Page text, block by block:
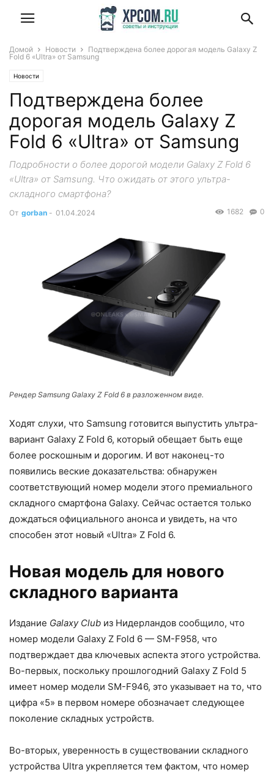
Домой Новости
Подтверждена более дорогая модель Galaxy Z
Fold 6 «Ultra» от Samsung
Новости
Подтверждена более
дорогая модель Galaxy Z
Fold 6 «Ultra» от Samsung
Подробности о более дорогой модели Galaxy Z Fold 6
«Ultra» от Samsung. Что ожидать от этого ультра-
складного смартфона?
От gorban - 01.04.2024 0
1682
Рендер Samsung Galaxy Z Fold 6 в разложенном виде.
Ходят слухи, что Samsung готовится выпустить ультра-
вариант Galaxy Z Fold 6, который обещает быть еще
более роскошным и дорогим. И вот наконец-то
появились веские доказательства: обнаружен
соответствующий номер модели этого премиального
складного смартфона Galaxy. Сейчас остается только
дождаться официального анонса и увидеть, на что
способен этот новый «Ultra» Z Fold 6.
Новая модель для нового
складного варианта
Издание Galaxy Club из Нидерландов сообщило, что
номер модели Galaxy Z Fold 6 — SM-F958, что
подтверждает два ключевых аспекта этого устройства.
Во-первых, поскольку прошлогодний Galaxy Z Fold 5
имеет номер модели SM-F946, это указывает на то, что
цифра «5» в первом номере обозначает следующее
поколение складных устройств.
Во-вторых, уверенность в существовании складного
устройства Ultra укрепляется тем фактом, что номер